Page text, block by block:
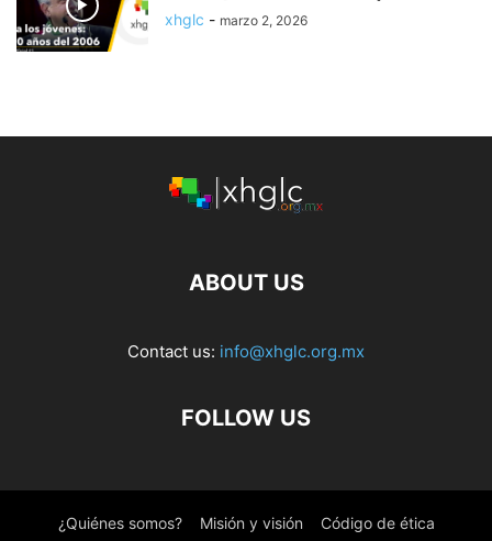
xhglc - marzo 2, 2026
ABOUT US
Contact us: info@xhglc.org.mx
FOLLOW US
¿Quiénes somos? Misión y visión Código de ética